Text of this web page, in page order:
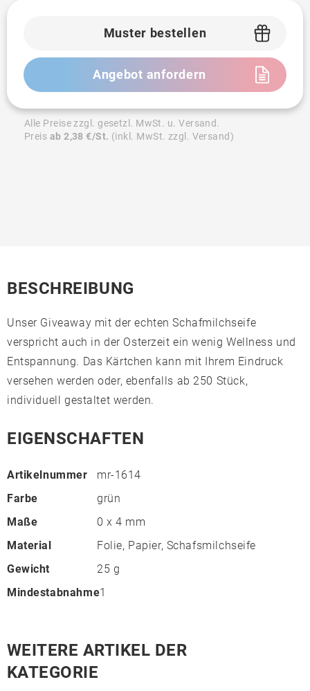
Muster bestellen
Angebot anfordern
Alle Preise zzgl. gesetzl. MwSt. u. Versand.
Preis ab 2,38 €/St. (inkl. MwSt. zzgl. Versand)
BESCHREIBUNG
Unser Giveaway mit der echten Schafmilchseife
verspricht auch in der Osterzeit ein wenig Wellness und
Entspannung. Das Kärtchen kann mit Ihrem Eindruck
versehen werden oder, ebenfalls ab 250 Stück,
individuell gestaltet werden.
EIGENSCHAFTEN
Artikelnummer
mr-1614
Farbe
grün
Maße
0 x 4 mm
Material
Folie, Papier, Schafsmilchseife
Gewicht
25 g
Mindestabnahme1
WEITERE ARTIKEL DER
KATEGORIE